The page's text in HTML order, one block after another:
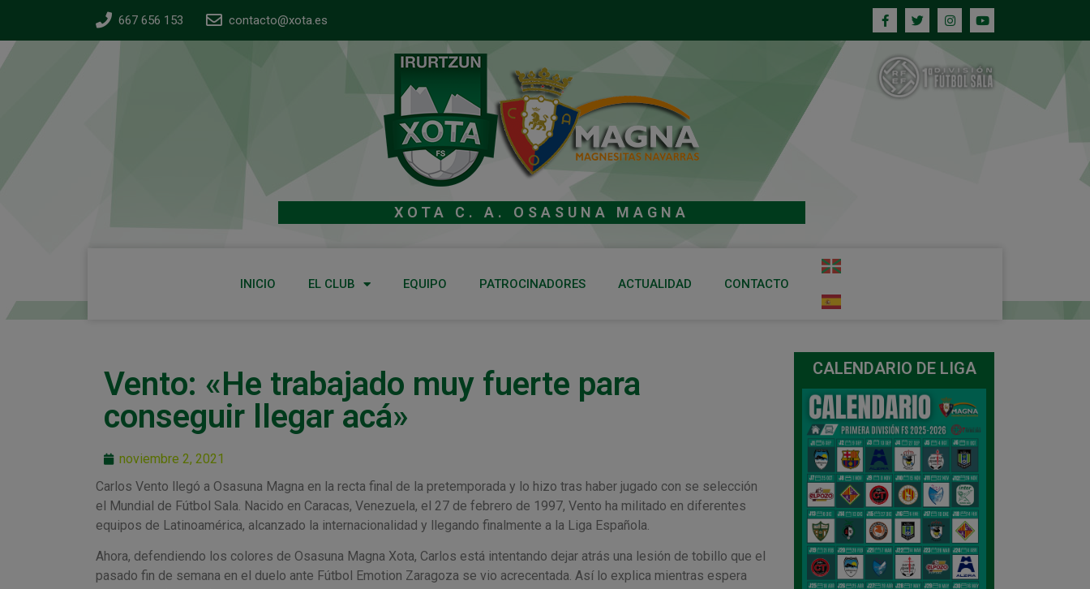
667 656 153 contacto@xota.es
XOTA C. A. OSASUNA MAGNA
INICIO EL CLUB EQUIPO PATROCINADORES ACTUALIDAD CONTACTO
Vento: «He trabajado muy fuerte para
conseguir llegar acá»
noviembre 2, 2021
Carlos Vento llegó a Osasuna Magna en la recta final de la pretemporada y lo hizo tras haber jugado con se selección
el Mundial de Fútbol Sala. Nacido en Caracas, Venezuela, el 27 de febrero de 1997, Vento ha militado en diferentes
equipos de Latinoamérica, alcanzado la internacionalidad y llegando finalmente a la Liga Española.
Ahora, defendiendo los colores de Osasuna Magna Xota, Carlos está intentando dejar atrás una lesión de tobillo que el
pasado fin de semana en el duelo ante Fútbol Emotion Zaragoza se vio acrecentada. Así lo explica mientras espera
CALENDARIO DE LIGA